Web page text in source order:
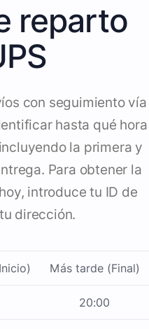
reparto
con seguimiento vía
hasta qué hora
la primera y
Para obtener la
introduce tu ID de
dirección.
Más tarde (Final)
20:00